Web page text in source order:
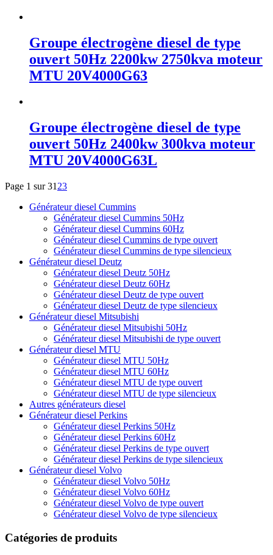
Groupe électrogène diesel de type
ouvert 50Hz 2200kw 2750kva moteur
MTU 20V4000G63
Groupe électrogène diesel de type
ouvert 50Hz 2400kw 300kva moteur
MTU 20V4000G63L
Page 1 sur 31 23
Générateur diesel Cummins
Générateur diesel Cummins 50Hz
Générateur diesel Cummins 60Hz
Générateur diesel Cummins de type ouvert
Générateur diesel Cummins de type silencieux
Générateur diesel Deutz
Générateur diesel Deutz 50Hz
Générateur diesel Deutz 60Hz
Générateur diesel Deutz de type ouvert
Générateur diesel Deutz de type silencieux
Générateur diesel Mitsubishi
Générateur diesel Mitsubishi 50Hz
Générateur diesel Mitsubishi de type ouvert
Générateur diesel MTU
Générateur diesel MTU 50Hz
Générateur diesel MTU 60Hz
Générateur diesel MTU de type ouvert
Générateur diesel MTU de type silencieux
Autres générateurs diesel
Générateur diesel Perkins
Générateur diesel Perkins 50Hz
Générateur diesel Perkins 60Hz
Générateur diesel Perkins de type ouvert
Générateur diesel Perkins de type silencieux
Générateur diesel Volvo
Générateur diesel Volvo 50Hz
Générateur diesel Volvo 60Hz
Générateur diesel Volvo de type ouvert
Générateur diesel Volvo de type silencieux
Catégories de produits